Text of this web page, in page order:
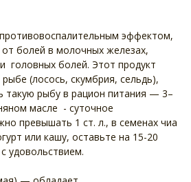
эффектом,
болей в молочных железах,
головных болей. Этот продукт
(лосось, скумбрия, сельдь),
такую рыбу в рацион питания — 3–
масле - суточное
превышать 1 ст. л., в семенах чиа
или кашу, оставьте на 15-20
удовольствием.